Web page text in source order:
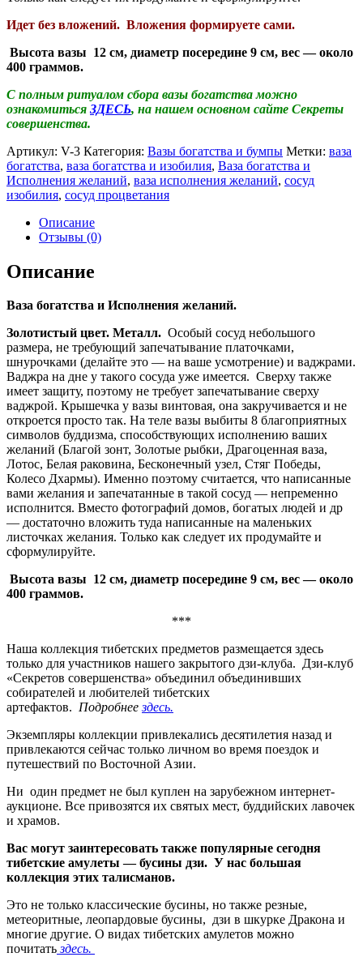
Идет без вложений. Вложения формируете сами.
Высота вазы 12 см, диаметр посередине 9 см, вес — около
400 граммов.
С полным ритуалом сбора вазы богатства можно
ознакомиться ЗДЕСЬ, на нашем основном сайте Секреты
совершенства.
Артикул: V-3 Категория: Вазы богатства и бумпы Метки: ваза
богатства, ваза богатства и изобилия, Ваза богатства и
Исполнения желаний, ваза исполнения желаний, сосуд
изобилия, сосуд процветания
Описание
Отзывы (0)
Описание
Ваза богатства и Исполнения желаний.
Золотистый цвет. Металл. Особый сосуд небольшого
размера, не требующий запечатывание платочками,
шнурочками (делайте это — на ваше усмотрение) и ваджрами.
Ваджра на дне у такого сосуда уже имеется. Сверху также
имеет защиту, поэтому не требует запечатывание сверху
ваджрой. Крышечка у вазы винтовая, она закручивается и не
откроется просто так. На теле вазы выбиты 8 благоприятных
символов буддизма, способствующих исполнению ваших
желаний (Благой зонт, Золотые рыбки, Драгоценная ваза,
Лотос, Белая раковина, Бесконечный узел, Стяг Победы,
Колесо Дхармы). Именно поэтому считается, что написанные
вами желания и запечатанные в такой сосуд — непременно
исполнится. Вместо фотографий домов, богатых людей и др
— достаточно вложить туда написанные на маленьких
листочках желания. Только как следует их продумайте и
сформулируйте.
Высота вазы 12 см, диаметр посередине 9 см, вес — около
400 граммов.
***
Наша коллекция тибетских предметов размещается здесь
только для участников нашего закрытого дзи-клуба. Дзи-клуб
«Секретов совершенства» объединил объединивших
собирателей и любителей тибетских
артефактов. Подробнеездесь.
Экземпляры коллекции привлекались десятилетия назад и
привлекаются сейчас только личном во время поездок и
путешествий по Восточной Азии.
Ни один предмет не был куплен на зарубежном интернет-
аукционе. Все привозятся их святых мест, буддийских лавочек
и храмов.
Вас могут заинтересовать также популярные сегодня
тибетские амулеты — бусины дзи. У нас большая
коллекция этих талисманов.
Это не только классические бусины, но также резные,
метеоритные, леопардовые бусины, дзи в шкурке Дракона и
многие другие. О видах тибетских амулетов можно
почитатьздесь.